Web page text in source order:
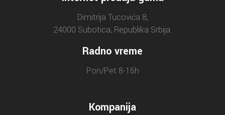
Dimitrija Tucovića 8,
24000 Subotica, Republika Srbija.
Radno vreme
Pon/Pet 8-16h
Kompanija